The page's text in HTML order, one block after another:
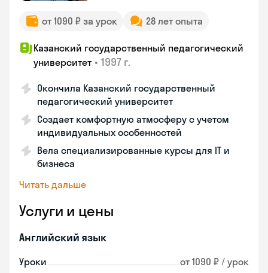
от 1090 ₽ за урок 28 лет опыта
Казанский государственный педагогический
университет • 1997 г.
Окончила Казанский государственный
педагогический университет
Создает комфортную атмосферу с учетом
индивидуальных особенностей
Вела специализированные курсы для IT и
бизнеса
Читать дальше
Услуги и цены
Английский язык
Уроки от 1090 ₽ / урок